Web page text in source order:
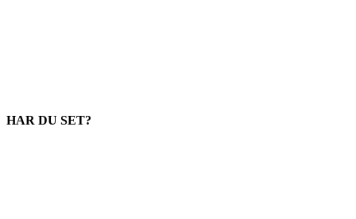
HAR DU SET?